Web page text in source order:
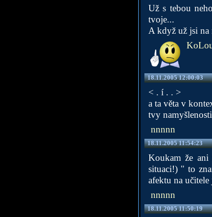
Už s tebou
tvoje...
A když už jsi na
18.11.2005 12:00:03
< . í . . >
a ta věta v
tvy
nnnnn
18.11.2005 11:54:23
Koukam že
situaci!) " to
afektu na
nnnnn
18.11.2005 11:50:19